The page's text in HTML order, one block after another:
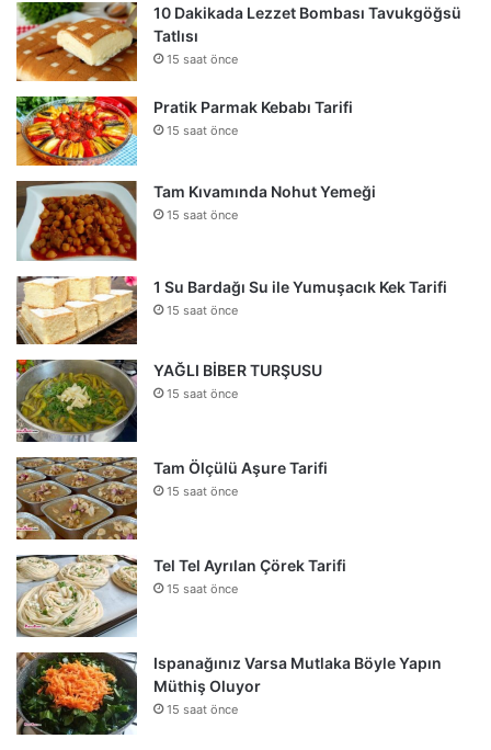
10 Dakikada Lezzet Bombası Tavukgöğsü
Tatlısı
15 saat önce
Pratik Parmak Kebabı Tarifi
15 saat önce
Tam Kıvamında Nohut Yemeği
15 saat önce
1 Su Bardağı Su ile Yumuşacık Kek Tarifi
15 saat önce
YAĞLI BİBER TURŞUSU
15 saat önce
Tam Ölçülü Aşure Tarifi
15 saat önce
Tel Tel Ayrılan Çörek Tarifi
15 saat önce
Ispanağınız Varsa Mutlaka Böyle Yapın
Müthiş Oluyor
15 saat önce